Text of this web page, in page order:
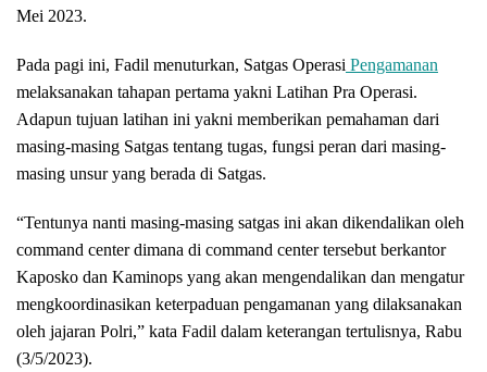
Mei 2023.
Pada pagi ini, Fadil menuturkan, Satgas Operasi Pengamanan
melaksanakan tahapan pertama yakni Latihan Pra Operasi.
Adapun tujuan latihan ini yakni memberikan pemahaman dari
masing-masing Satgas tentang tugas, fungsi peran dari masing-
masing unsur yang berada di Satgas.
“Tentunya nanti masing-masing satgas ini akan dikendalikan oleh
command center dimana di command center tersebut berkantor
Kaposko dan Kaminops yang akan mengendalikan dan mengatur
mengkoordinasikan keterpaduan pengamanan yang dilaksanakan
oleh jajaran Polri,” kata Fadil dalam keterangan tertulisnya, Rabu
(3/5/2023).